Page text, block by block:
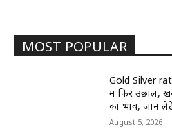
MOST POPULAR
Gold Silver
में फिर उछाल,
का भाव, जानें
August 5, 2026